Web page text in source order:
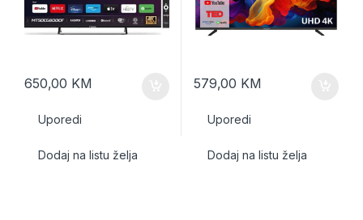
650,00 KM
Uporedi
Dodaj na listu želja
579,00 KM
Uporedi
Dodaj na listu želja